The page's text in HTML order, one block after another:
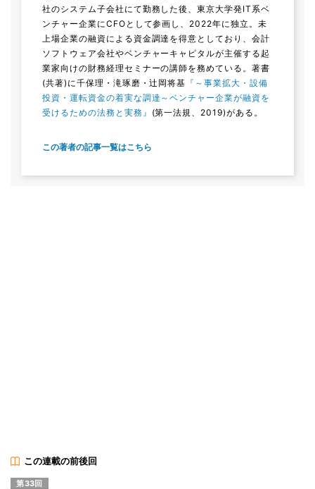
社のシステム子会社にて勤務した後、東京大学発IT系ベ
ンチャー企業にCFOとして参画し、2022年に独立。未
上場企業の融資による資金調達を得意としており、会計
ソフトウェア会社やベンチャーキャピタルが主催する起
業家向けの財務経理セミナーの講師を務めている。著書
(共著)に千保理・滝琢磨・辻岡将基 『～事業拡大・設備
投資・運転資金の着実な調達～ベンチャー企業が融資を
受けるための法務と実務』 (第一法規、2019)がある。
この著者の記事一覧はこちら
この連載の前後回
第33回